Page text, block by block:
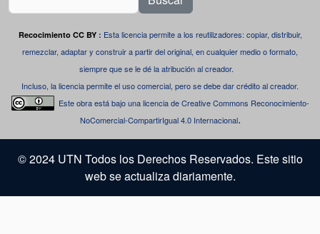
Recocimiento CC BY : Esta licencia permite a los reutilizadores: copiar, distribuir,
remezclar, adaptar y construir a partir del original, en cualquier medio o formato,
siempre que se le dé la atribución al creador.
Incluso, la licencia permite el uso comercial, pero se debe dar crédito al creador.
Este obra está bajo unalicencia de Creative Commons Reconocimiento-
NoComercial-CompartirIgual 4.0 Internacional.
© 2024 UTN Todos los Derechos Reservados. Este sitio
web se actualiza diariamente.